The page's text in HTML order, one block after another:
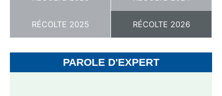
RÉCOLTE 2025 RÉCOLTE 2026
PAROLE D'EXPERT